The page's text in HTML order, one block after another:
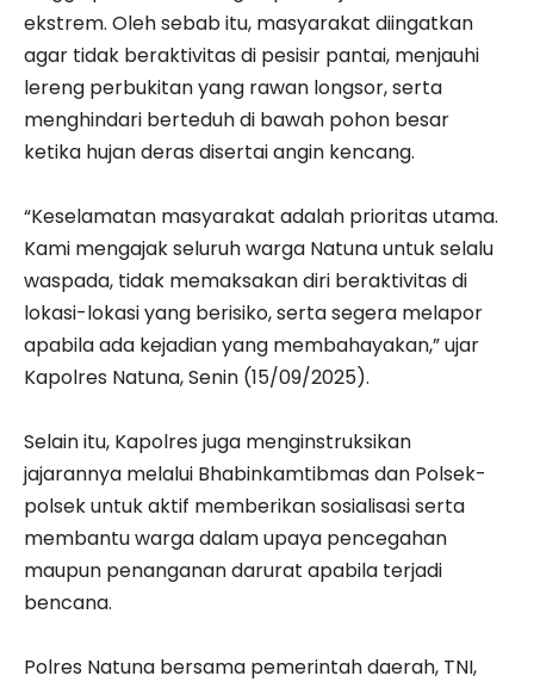
ekstrem. Oleh sebab itu, masyarakat diingatkan
agar tidak beraktivitas di pesisir pantai, menjauhi
lereng perbukitan yang rawan longsor, serta
menghindari berteduh di bawah pohon besar
ketika hujan deras disertai angin kencang.
‎“Keselamatan masyarakat adalah prioritas utama.
Kami mengajak seluruh warga Natuna untuk selalu
waspada, tidak memaksakan diri beraktivitas di
lokasi-lokasi yang berisiko, serta segera melapor
apabila ada kejadian yang membahayakan,” ujar
Kapolres Natuna, Senin (15/09/2025).
‎Selain itu, Kapolres juga menginstruksikan
jajarannya melalui Bhabinkamtibmas dan Polsek-
polsek untuk aktif memberikan sosialisasi serta
membantu warga dalam upaya pencegahan
maupun penanganan darurat apabila terjadi
bencana.
‎Polres Natuna bersama pemerintah daerah, TNI,